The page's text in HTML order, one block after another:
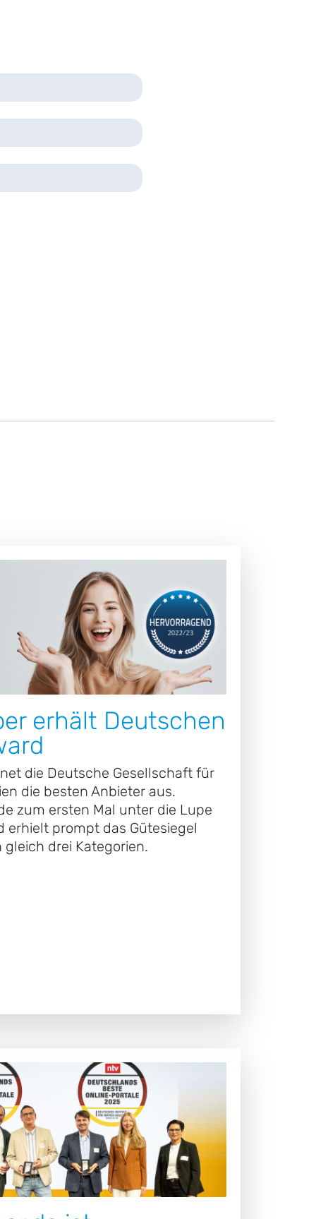
erhält Deutschen
die Deutsche Gesellschaft für
die besten Anbieter aus.
zum ersten Mal unter die Lupe
erhielt prompt das Gütesiegel
gleich drei Kategorien.